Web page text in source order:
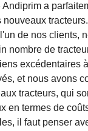
Andiprim a
nouveaux
de nos clients,
nombre de
excédentaires
et nous avons
tracteurs, qui
en termes de
il faut penser